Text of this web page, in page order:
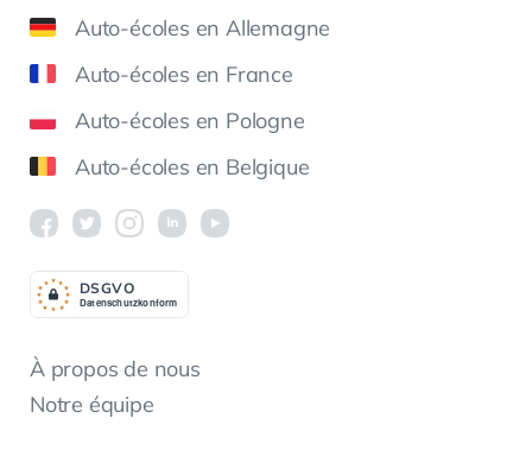
Auto-écoles en Allemagne
Auto-écoles en France
Auto-écoles en Pologne
Auto-écoles en Belgique
À propos de nous
Notre équipe
Datenschutzkonform
DSGVO